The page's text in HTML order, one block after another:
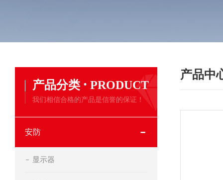
产品分类 · PRODUCT
我们相信合格的产品是信誉的保证！
安防
显示器
产品中